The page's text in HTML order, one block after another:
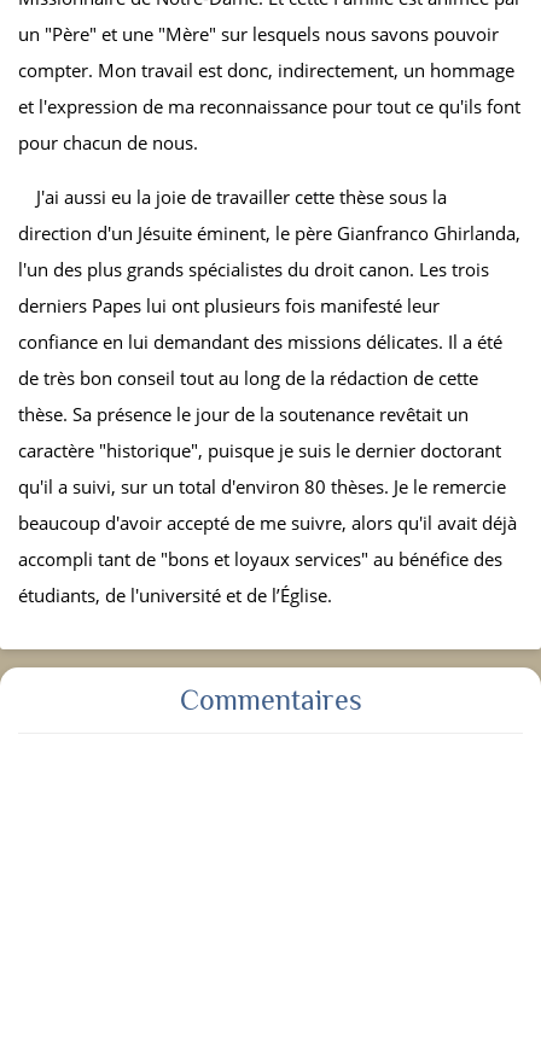
un "Père" et une "Mère" sur lesquels nous savons pouvoir
compter. Mon travail est donc, indirectement, un hommage
et l'expression de ma reconnaissance pour tout ce qu'ils font
pour chacun de nous.
J'ai aussi eu la joie de travailler cette thèse sous la
direction d'un Jésuite éminent, le père Gianfranco Ghirlanda,
l'un des plus grands spécialistes du droit canon. Les trois
derniers Papes lui ont plusieurs fois manifesté leur
confiance en lui demandant des missions délicates. Il a été
de très bon conseil tout au long de la rédaction de cette
thèse. Sa présence le jour de la soutenance revêtait un
caractère "historique", puisque je suis le dernier doctorant
qu'il a suivi, sur un total d'environ 80 thèses. Je le remercie
beaucoup d'avoir accepté de me suivre, alors qu'il avait déjà
accompli tant de "bons et loyaux services" au bénéfice des
étudiants, de l'université et de l’Église.
Commentaires